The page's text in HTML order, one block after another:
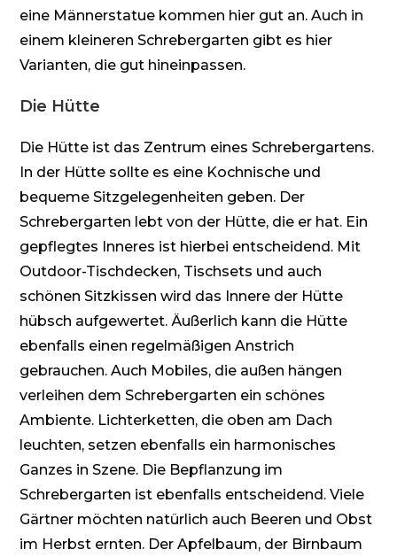
eine Männerstatue kommen hier gut an. Auch in
einem kleineren Schrebergarten gibt es hier
Varianten, die gut hineinpassen.
Die Hütte
Die Hütte ist das Zentrum eines Schrebergartens.
In der Hütte sollte es eine Kochnische und
bequeme Sitzgelegenheiten geben. Der
Schrebergarten lebt von der Hütte, die er hat. Ein
gepflegtes Inneres ist hierbei entscheidend. Mit
Outdoor-Tischdecken, Tischsets und auch
schönen Sitzkissen wird das Innere der Hütte
hübsch aufgewertet. Äußerlich kann die Hütte
ebenfalls einen regelmäßigen Anstrich
gebrauchen. Auch Mobiles, die außen hängen
verleihen dem Schrebergarten ein schönes
Ambiente. Lichterketten, die oben am Dach
leuchten, setzen ebenfalls ein harmonisches
Ganzes in Szene. Die Bepflanzung im
Schrebergarten ist ebenfalls entscheidend. Viele
Gärtner möchten natürlich auch Beeren und Obst
im Herbst ernten. Der Apfelbaum, der Birnbaum